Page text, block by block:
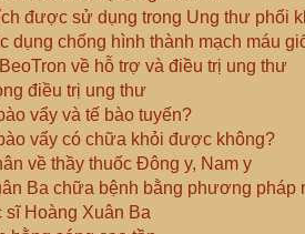
được sử dụng trong Ung thư phổi
dụng chống hình thành mạch máu
về hỗ trợ và điều trị ung thư
điều trị ung thư
vẩy và tế bào tuyến?
vẩy có chữa khỏi được không?
về thầy thuốc Đông y, Nam y
Ba chữa bệnh bằng phương pháp
sĩ Hoàng Xuân Ba